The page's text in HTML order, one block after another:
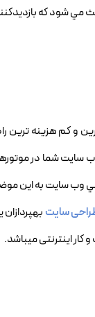
مي شود که
و کم هزينه ترين
سايت شما در
وب سايت به اين
سایت
اینترنتی میباشد.